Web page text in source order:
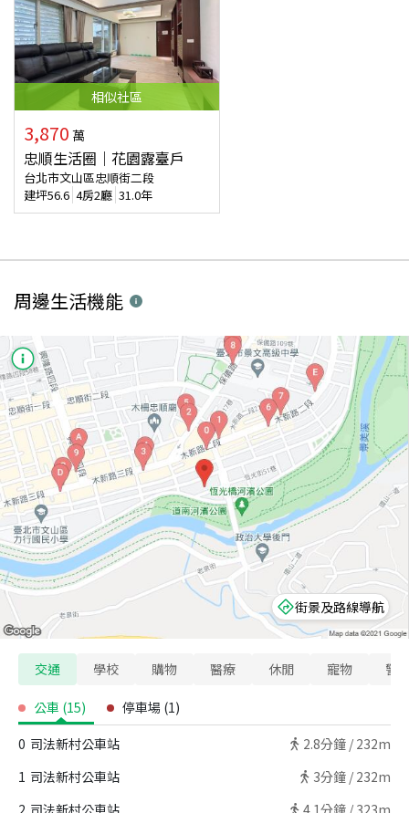
相似社區
3,870 萬
忠順生活圈｜花園露臺戶
台北市文山區忠順街二段
建坪56.6 4房2廳 31.0年
周邊生活機能
街景及路線導航
交通 學校 購物 醫療 休閒 寵物 警
公車 (15) 停車場 (1)
0 司法新村公車站 2.8分鐘 / 232m
1 司法新村公車站 3分鐘 / 232m